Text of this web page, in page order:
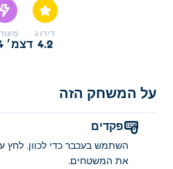
הלכלוך והלכלוך מחפצים מהנים
משאית גלידה או ארון מתים
מחפש להגביר את הכוח שלך אתה
איך אני משחק Power Wash Cleanup?
השתמש בעכבר כדי לכוון, ואז
מי יצר את Power Wash Cleanup?
דירוג
4.2 דצמ׳ 2024
על המשחק הזה
פקדים
השתמש בעכבר כדי לכוון. לחץ
את המשטחים.